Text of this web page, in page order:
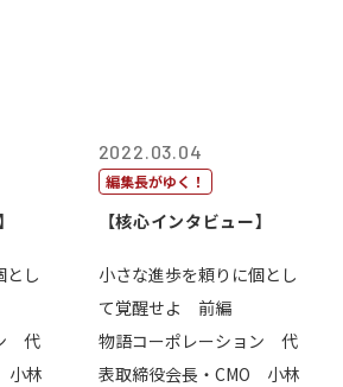
とし
代
小林
2022.03.04
編集長がゆく！
【核心インタビュー】
小さな進歩を頼りに個とし
て覚醒せよ 前編
物語コーポレーション 代
表取締役会長・CMO 小林